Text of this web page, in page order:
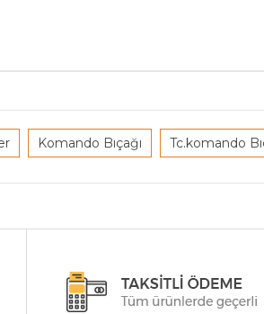
Komando Bıçağı Tc.komando